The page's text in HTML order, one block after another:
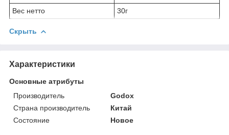
Вес нетто
30г
Скрыть
Характеристики
Основные атрибуты
Производитель
Godox
Страна производитель
Китай
Состояние
Новое